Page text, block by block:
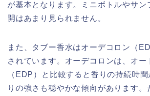
が基本となります。ミニボトルやサン
開はあまり見られません。
また、タブー香水はオーデコロン（
されています。オーデコロンは、オー
（EDP）と比較すると香りの持続時
りの強さも穏やかな傾向があります。